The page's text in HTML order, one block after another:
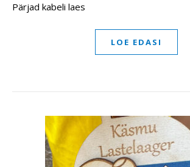
Pärjad kabeli laes
LOE EDASI